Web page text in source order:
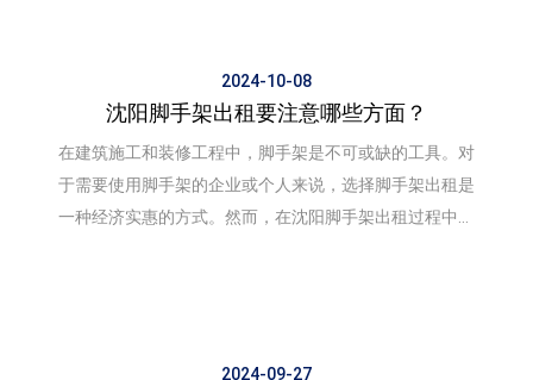
2024-10-08
沈阳脚手架出租要注意哪些方面？
在建筑施工和装修工程中，脚手架是不可或缺的工具。对
于需要使用脚手架的企业或个人来说，选择脚手架出租是
一种经济实惠的方式。然而，在沈阳脚手架出租过程中，
2024-09-27